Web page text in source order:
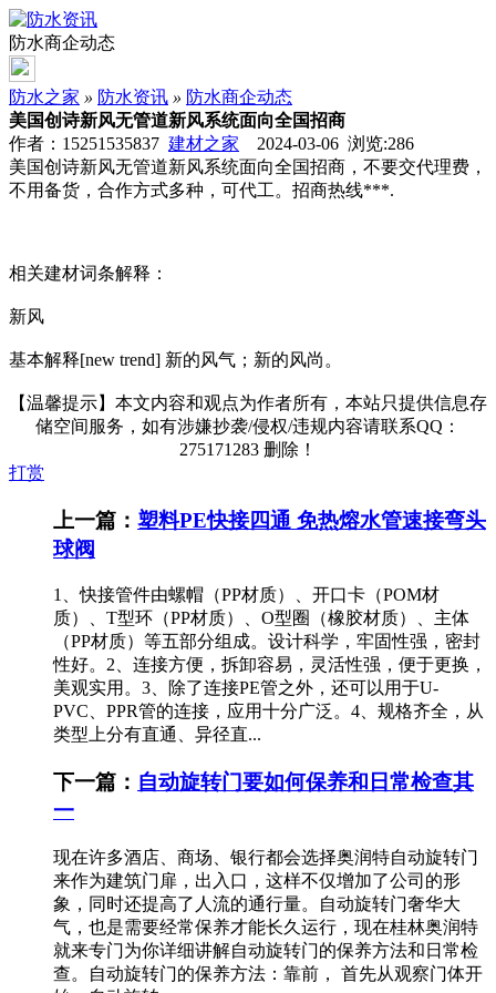
防水商企动态
防水之家 » 防水资讯 » 防水商企动态
美国创诗新风无管道新风系统面向全国招商
作者：15251535837 建材之家 2024-03-06 浏览:286
美国创诗新风无管道新风系统面向全国招商，不要交代理费，
不用备货，合作方式多种，可代工。招商热线***.
相关建材词条解释：
新风
基本解释[new trend] 新的风气；新的风尚。
【温馨提示】本文内容和观点为作者所有，本站只提供信息存
储空间服务，如有涉嫌抄袭/侵权/违规内容请联系QQ：
275171283 删除！
打赏
上一篇： 塑料PE快接四通 免热熔水管速接弯头
球阀
1、快接管件由螺帽（PP材质）、开口卡（POM材
质）、T型环（PP材质）、O型圈（橡胶材质）、主体
（PP材质）等五部分组成。设计科学，牢固性强，密封
性好。2、连接方便，拆卸容易，灵活性强，便于更换，
美观实用。3、除了连接PE管之外，还可以用于U-
PVC、PPR管的连接，应用十分广泛。4、规格齐全，从
类型上分有直通、异径直...
下一篇： 自动旋转门要如何保养和日常检查其
一
现在许多酒店、商场、银行都会选择奥润特自动旋转门
来作为建筑门扉，出入口，这样不仅增加了公司的形
象，同时还提高了人流的通行量。自动旋转门奢华大
气，也是需要经常保养才能长久运行，现在桂林奥润特
就来专门为你详细讲解自动旋转门的保养方法和日常检
查。自动旋转门的保养方法：靠前， 首先从观察门体开